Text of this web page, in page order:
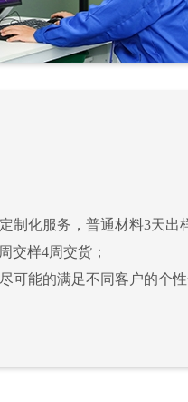
制化服务，普通材料3天出
交样4周交货；
可能的满足不同客户的个